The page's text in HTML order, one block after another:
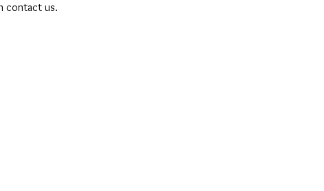
contact us.